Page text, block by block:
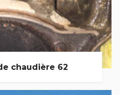
chaudière 62